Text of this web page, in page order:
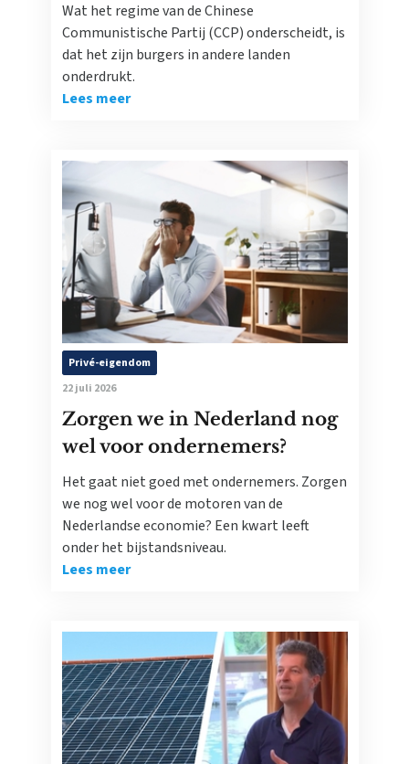
Wat het regime van de Chinese
Communistische Partij (CCP) onderscheidt, is
dat het zijn burgers in andere landen
onderdrukt.
Lees meer
Privé-eigendom
22 juli 2026
Zorgen we in Nederland nog
wel voor ondernemers?
Het gaat niet goed met ondernemers. Zorgen
we nog wel voor de motoren van de
Nederlandse economie? Een kwart leeft
onder het bijstandsniveau.
Lees meer